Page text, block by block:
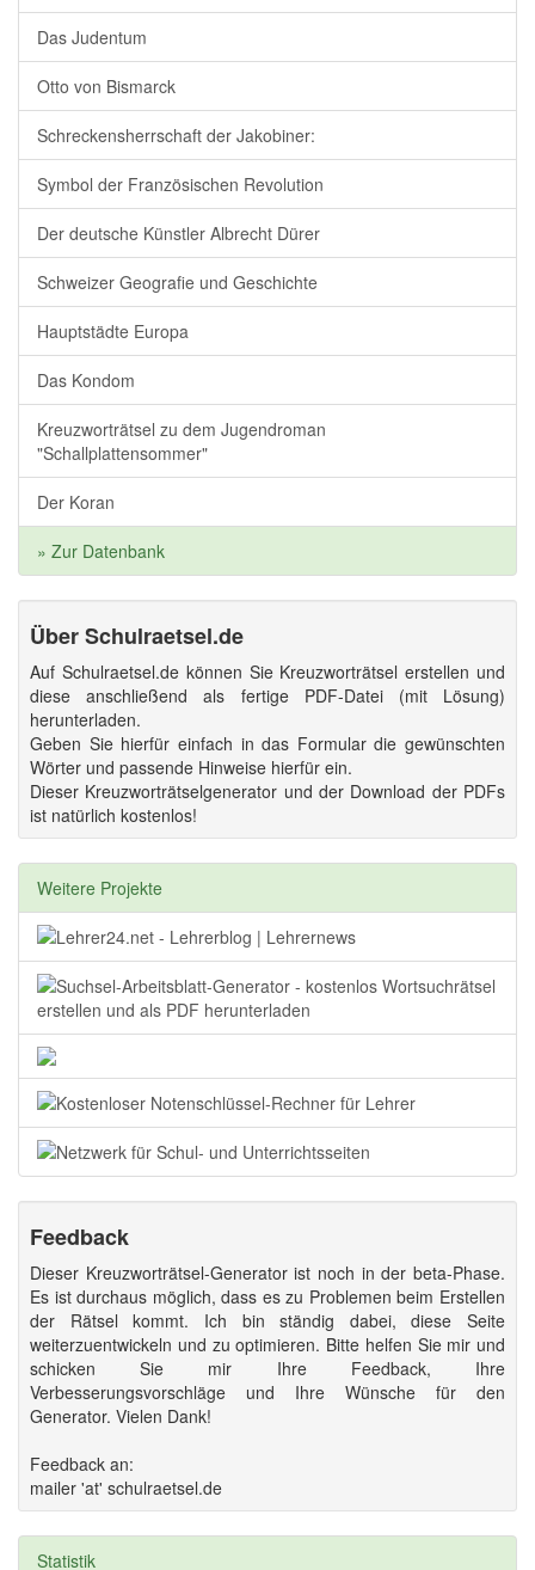
Das Judentum
Otto von Bismarck
Schreckensherrschaft der Jakobiner:
Symbol der Französischen Revolution
Der deutsche Künstler Albrecht Dürer
Schweizer Geografie und Geschichte
Hauptstädte Europa
Das Kondom
Kreuzworträtsel zu dem Jugendroman
"Schallplattensommer"
Der Koran
» Zur Datenbank
Über Schulraetsel.de
Auf Schulraetsel.de können Sie Kreuzworträtsel erstellen und
diese anschließend als fertige PDF-Datei (mit Lösung)
herunterladen.
Geben Sie hierfür einfach in das Formular die gewünschten
Wörter und passende Hinweise hierfür ein.
Dieser Kreuzworträtselgenerator und der Download der PDFs
ist natürlich kostenlos!
Weitere Projekte
Feedback
Dieser Kreuzworträtsel-Generator ist noch in der beta-Phase.
Es ist durchaus möglich, dass es zu Problemen beim Erstellen
der Rätsel kommt. Ich bin ständig dabei, diese Seite
weiterzuentwickeln und zu optimieren. Bitte helfen Sie mir und
schicken Sie mir Ihre Feedback, Ihre
Verbesserungsvorschläge und Ihre Wünsche für den
Generator. Vielen Dank!
Feedback an:
mailer 'at' schulraetsel.de
Statistik